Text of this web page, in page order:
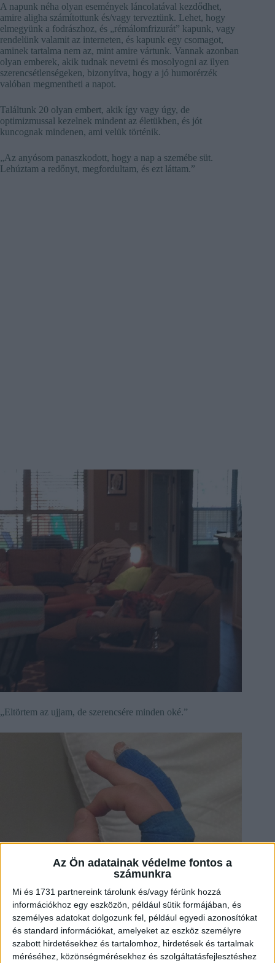
Az Ön adatainak védelme fontos a
számunkra
Mi és 1731 partnereink tárolunk és/vagy férünk hozzá
információkhoz egy eszközön, például sütik formájában, és
személyes adatokat dolgozunk fel, például egyedi azonosítókat
és standard információkat, amelyeket az eszköz személyre
szabott hirdetésekhez és tartalomhoz, hirdetések és tartalmak
méréséhez, közönségmérésekhez és szolgáltatásfejlesztéshez
A napunk néha olyan események láncolatával kezdődhet,
amire aligha számítottunk és/vagy terveztünk. Lehet, hogy
elmegyünk a fodrászhoz, és „rémálomfrizurát” kapunk, vagy
rendelünk valamit az interneten, és kapunk egy csomagot,
aminek tartalma nem az, mint amire vártunk. Vannak azonban
olyan emberek, akik tudnak nevetni és mosolyogni az ilyen
szerencsétlenségeken, bizonyítva, hogy a jó humorérzék
valóban megmentheti a napot.
Találtunk 20 olyan embert, akik így vagy úgy, de
optimizmussal kezelnek mindent az életükben, és jót
kuncognak mindenen, ami velük történik.
„Az anyósom panaszkodott, hogy a nap a szemébe süt.
Lehúztam a redőnyt, megfordultam, és ezt láttam.”
„Eltörtem az ujjam, de szerencsére minden oké.”